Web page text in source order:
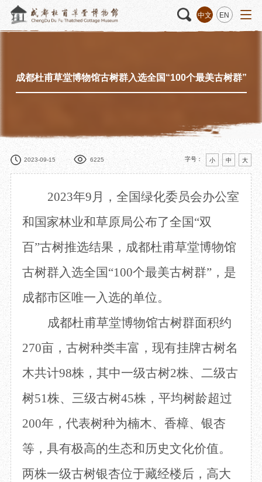
中文 EN
请
活动 “人日游草堂”系列文化活动 藏品 藏品概述
数字资源
捐赠名录
文创 杜甫草堂文创馆
数字文创
IP授权
草堂艺术中心
文创咨询
景点 正门
诗史堂
少陵草堂碑亭
唐代遗址
草堂影壁
大雅堂
草堂书院
成都杜甫草堂博物馆古树群入选全国“100个最美古树群”
2023-09-15 6225 字号： 小 中 大
2023年9月，全国绿化委员会办公室
和国家林业和草原局公布了全国“双
百”古树推选结果，成都杜甫草堂博物馆
古树群入选全国“100个最美古树群”，是
成都市区唯一入选的单位。
成都杜甫草堂博物馆古树群面积约
270亩，古树种类丰富，现有挂牌古树名
木共计98株，其中一级古树2株、二级古
树51株、三级古树45株，平均树龄超过
200年，代表树种为楠木、香樟、银杏
等，具有极高的生态和历史文化价值。
两株一级古树银杏位于藏经楼后，高大